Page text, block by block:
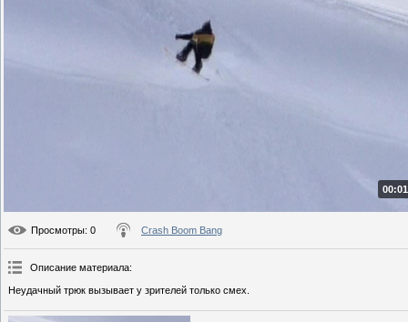
Просмотры: 0 Crash Boom Bang
Описание материала:
Неудачный трюк вызывает у зрителей только смех.